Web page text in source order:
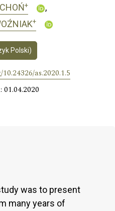
+
+
Polski)
as.2020.1.5
was to present
many years of